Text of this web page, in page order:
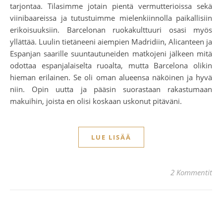
tarjontaa. Tilasimme jotain pientä vermutterioissa sekä
viinibaareissa ja tutustuimme mielenkiinnolla paikallisiin
erikoisuuksiin. Barcelonan ruokakulttuuri osasi myös
yllättää. Luulin tietäneeni aiempien Madridiin, Alicanteen ja
Espanjan saarille suuntautuneiden matkojeni jälkeen mitä
odottaa espanjalaiselta ruoalta, mutta Barcelona olikin
hieman erilainen. Se oli oman alueensa näköinen ja hyvä
niin. Opin uutta ja pääsin suorastaan rakastumaan
makuihin, joista en olisi koskaan uskonut pitäväni.
LUE LISÄÄ
2 Kommentit